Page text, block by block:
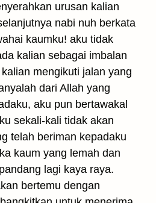
urusan kalian
nabi nuh berkata
kaumku! aku tidak
kalian sebagai imbalan
mengikuti jalan yang
dari Allah yang
aku pun bertawakal
sekali-kali tidak akan
telah beriman kepadaku
kaum yang lemah dan
lagi kaya raya.
bertemu dengan